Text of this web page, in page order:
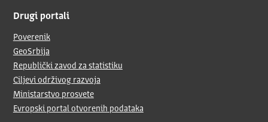
Drugi portali
Poverenik
GeoSrbija
Republički zavod za statistiku
Ciljevi održivog razvoja
Ministarstvo prosvete
Evropski portal otvorenih podataka